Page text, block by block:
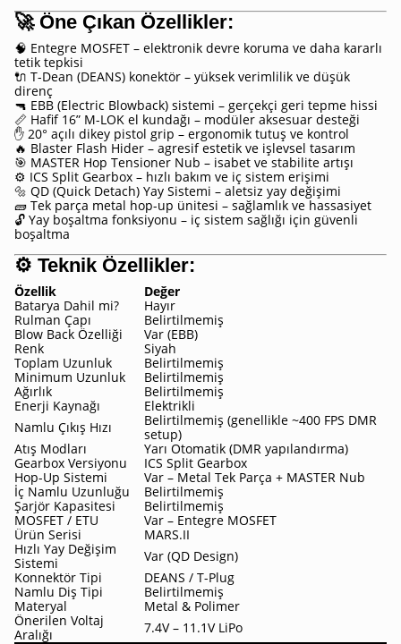
🚀 Öne Çıkan Özellikler:
🧠 Entegre MOSFET – elektronik devre koruma ve daha kararlı
tetik tepkisi
🔌 T-Dean (DEANS) konektör – yüksek verimlilik ve düşük
direnç
🔫 EBB (Electric Blowback) sistemi – gerçekçi geri tepme hissi
📏 Hafif 16” M-LOK el kundağı – modüler aksesuar desteği
✋ 20° açılı dikey pistol grip – ergonomik tutuş ve kontrol
🔥 Blaster Flash Hider – agresif estetik ve işlevsel tasarım
🎯 MASTER Hop Tensioner Nub – isabet ve stabilite artışı
⚙️ ICS Split Gearbox – hızlı bakım ve iç sistem erişimi
🔩 QD (Quick Detach) Yay Sistemi – aletsiz yay değişimi
🧱 Tek parça metal hop-up ünitesi – sağlamlık ve hassasiyet
🔓 Yay boşaltma fonksiyonu – iç sistem sağlığı için güvenli
boşaltma
⚙️ Teknik Özellikler:
Özellik
Değer
Batarya Dahil mi?
Hayır
Rulman Çapı
Belirtilmemiş
Blow Back Özelliği
Var (EBB)
Renk
Siyah
Toplam Uzunluk
Belirtilmemiş
Minimum Uzunluk
Belirtilmemiş
Ağırlık
Belirtilmemiş
Enerji Kaynağı
Elektrikli
Namlu Çıkış Hızı
Belirtilmemiş (genellikle ~400 FPS DMR
setup)
Atış Modları
Yarı Otomatik (DMR yapılandırma)
Gearbox Versiyonu
ICS Split Gearbox
Hop-Up Sistemi
Var – Metal Tek Parça + MASTER Nub
İç Namlu Uzunluğu
Belirtilmemiş
Şarjör Kapasitesi
Belirtilmemiş
MOSFET / ETU
Var – Entegre MOSFET
Ürün Serisi
MARS.II
Hızlı Yay Değişim
Sistemi
Var (QD Design)
Konnektör Tipi
DEANS / T-Plug
Namlu Diş Tipi
Belirtilmemiş
Materyal
Metal & Polimer
Önerilen Voltaj
Aralığı
7.4V – 11.1V LiPo